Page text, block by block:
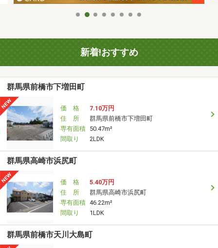
新着!おすすめ
群馬県前橋市下増田町
価 格
7.10万円
住 所
群馬県前橋市下増田町
専有面積 50.47m²
間取り
2LDK
群馬県高崎市浜尻町
価 格
5.40万円
住 所
群馬県高崎市浜尻町
専有面積 46.22m²
間取り
1LDK
群馬県前橋市天川大島町